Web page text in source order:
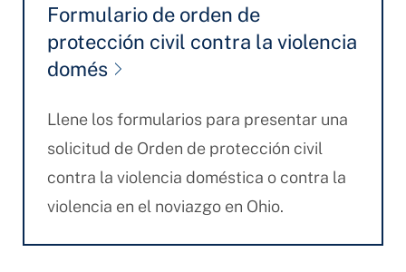
Formulario de orden de
protección civil contra la violencia
domés
Llene los formularios para presentar una
solicitud de Orden de protección civil
contra la violencia doméstica o contra la
violencia en el noviazgo en Ohio.